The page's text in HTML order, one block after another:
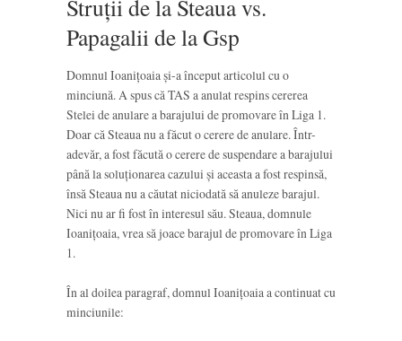
Struții de la Steaua vs.
Papagalii de la Gsp
Domnul Ioanițoaia și-a început articolul cu o
minciună. A spus că TAS a anulat respins cererea
Stelei de anulare a barajului de promovare în Liga 1.
Doar că Steaua nu a făcut o cerere de anulare. Într-
adevăr, a fost făcută o cerere de suspendare a barajului
până la soluționarea cazului și aceasta a fost respinsă,
însă Steaua nu a căutat niciodată să anuleze barajul.
Nici nu ar fi fost în interesul său. Steaua, domnule
Ioanițoaia, vrea să joace barajul de promovare în Liga
1.
În al doilea paragraf, domnul Ioanițoaia a continuat cu
minciunile: